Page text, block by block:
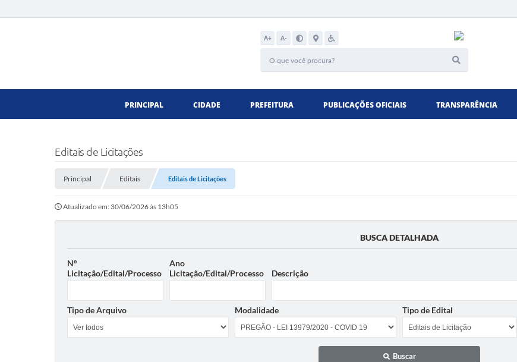
A+ A-
PRINCIPAL CIDADE PREFEITURA PUBLICAÇÕES OFICIAIS TRANSPARÊNCIA
Editais de Licitações
Principal Editais Editais de Licitações
Atualizado em: 30/06/2026 às 13h05
BUSCA DETALHADA
Nº
Licitação/Edital/Processo
Ano
Licitação/Edital/Processo
Descrição
Tipo de Arquivo Modalidade Tipo de Edital
Buscar